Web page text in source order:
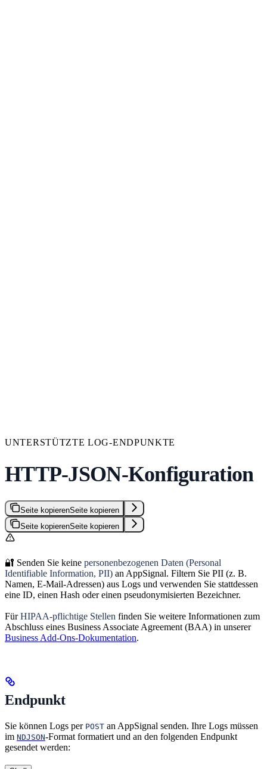
UNTERSTÜTZTE LOG-ENDPUNKTE
HTTP-JSON-Konfiguration
Seite kopierenSeite kopieren
Seite kopierenSeite kopieren
🔐 Senden Sie keine personenbezogenen Daten (Personal
Identifiable Information, PII) an AppSignal. Filtern Sie PII (z. B.
Namen, E-Mail-Adressen) aus Logs und verwenden Sie stattdessen
eine ID, einen Hash oder einen pseudonymisierten Bezeichner.
FürHIPAA-pflichtige Stellen finden Sie weitere Informationen zum
Abschluss eines Business Associate Agreement (BAA) in unserer
Business Add-Ons-Dokumentation.
Endpunkt
Sie können Logs per POST an AppSignal senden. Ihre Logs müssen
im NDJSON-Format formatiert und an den folgenden Endpunkt
gesendet werden: